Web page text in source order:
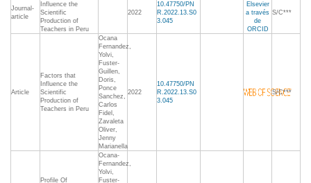
Journal-
article
Influence the
Scientific
Production of
Teachers in Peru
2022
10.47750/PN
R.2022.13.S0
3.045
Elsevier
a través
de
ORCID
S/C***
Article
Factors that
Influence the
Scientific
Production of
Teachers in Peru
Ocana
Fernandez,
Yolvi,
Fuster-
Guillen,
Doris,
Ponce
Sanchez,
Carlos
Fidel,
Zavaleta
Oliver,
Jenny
Marianella
2022
10.47750/PN
R.2022.13.S0
3.045
S/C***
Profile Of
Ocana-
Fernandez,
Yolvi,
Fuster-